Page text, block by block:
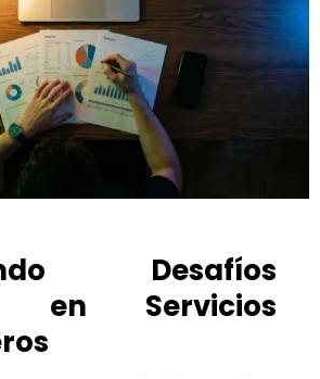
Desafíos
en Servicios